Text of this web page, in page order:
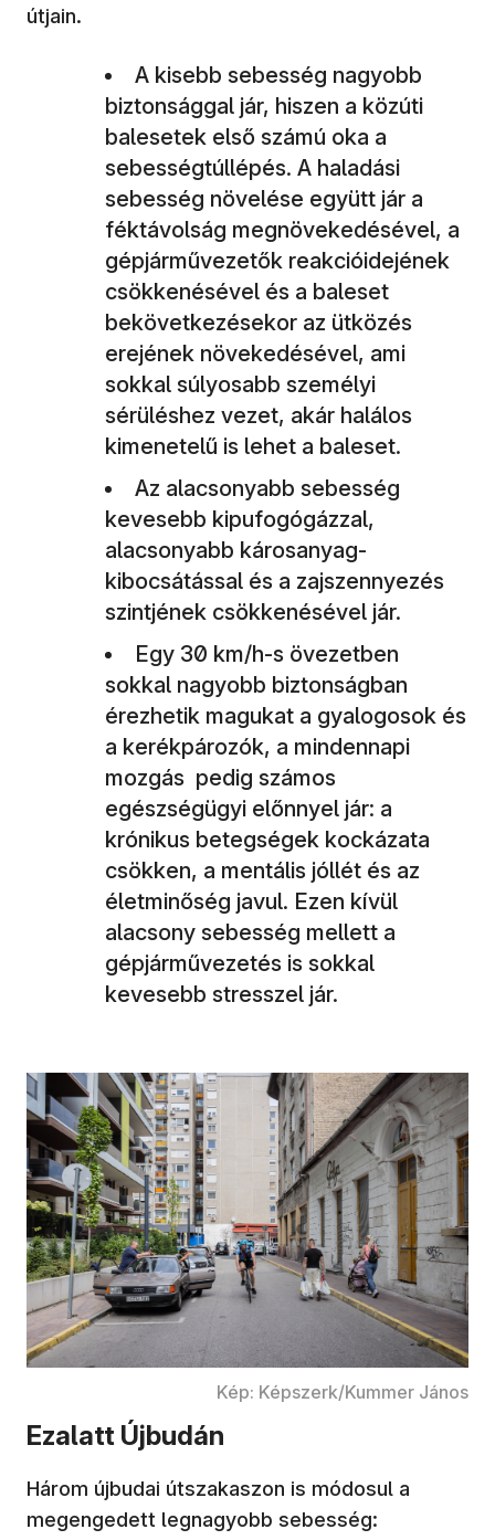
útjain.
A kisebb sebesség nagyobb
biztonsággal jár, hiszen a közúti
balesetek első számú oka a
sebességtúllépés. A haladási
sebesség növelése együtt jár a
féktávolság megnövekedésével, a
gépjárművezetők reakcióidejének
csökkenésével és a baleset
bekövetkezésekor az ütközés
erejének növekedésével, ami
sokkal súlyosabb személyi
sérüléshez vezet, akár halálos
kimenetelű is lehet a baleset.
Az alacsonyabb sebesség
kevesebb kipufogógázzal,
alacsonyabb károsanyag-
kibocsátással és a zajszennyezés
szintjének csökkenésével jár.
Egy 30 km/h-s övezetben
sokkal nagyobb biztonságban
érezhetik magukat a gyalogosok és
a kerékpározók, a mindennapi
mozgás pedig számos
egészségügyi előnnyel jár: a
krónikus betegségek kockázata
csökken, a mentális jóllét és az
életminőség javul. Ezen kívül
alacsony sebesség mellett a
gépjárművezetés is sokkal
kevesebb stresszel jár.
Kép: Képszerk/Kummer János
Ezalatt Újbudán
Három újbudai útszakaszon is módosul a
megengedett legnagyobb sebesség: